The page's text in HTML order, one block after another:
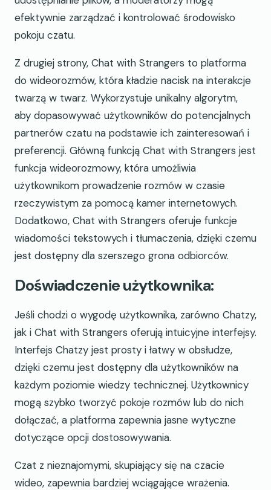
efektywnie zarządzać i kontrolować środowisko
pokoju czatu.
Z drugiej strony, Chat with Strangers to platforma
do wideorozmów, która kładzie nacisk na interakcje
twarzą w twarz. Wykorzystuje unikalny algorytm,
aby dopasowywać użytkowników do potencjalnych
partnerów czatu na podstawie ich zainteresowań i
preferencji. Główną funkcją Chat with Strangers jest
funkcja wideorozmowy, która umożliwia
użytkownikom prowadzenie rozmów w czasie
rzeczywistym za pomocą kamer internetowych.
Dodatkowo, Chat with Strangers oferuje funkcje
wiadomości tekstowych i tłumaczenia, dzięki czemu
jest dostępny dla szerszego grona odbiorców.
Doświadczenie użytkownika:
Jeśli chodzi o wygodę użytkownika, zarówno Chatzy,
jak i Chat with Strangers oferują intuicyjne interfejsy.
Interfejs Chatzy jest prosty i łatwy w obsłudze,
dzięki czemu jest dostępny dla użytkowników na
każdym poziomie wiedzy technicznej. Użytkownicy
mogą szybko tworzyć pokoje rozmów lub do nich
dołączać, a platforma zapewnia jasne wytyczne
dotyczące opcji dostosowywania.
Czat z nieznajomymi, skupiający się na czacie
wideo, zapewnia bardziej wciągające wrażenia.